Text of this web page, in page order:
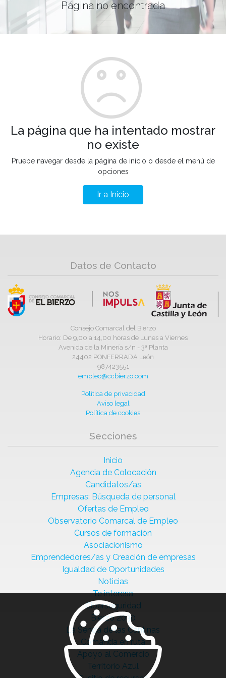
Página no encontrada
La página que ha intentado mostrar
no existe
Pruebe navegar desde la página de inicio o desde el menú de
opciones
Ir a Inicio
Datos de Contacto
Consejo Comarcal del Bierzo
Horario: De 9,00 a 14,00 horas de Lunes a Viernes
Avenida de la Minería s/n - 3ª Planta
24402 PONFERRADA León
987423551
empleo@ccbierzo.com
Política de privacidad
Aviso legal
Política de cookies
Secciones
Inicio
Agencia de Colocación
Candidatos/as
Empresas: Búsqueda de personal
Ofertas de Empleo
Observatorio Comarcal de Empleo
Cursos de formación
Asociacionismo
Emprendedores/as y Creación de empresas
Igualdad de Oportunidades
Noticias
Te interesa
Ciberseguridad
Bierzo 2030
La Senda de las Cantinas
Comanda en ruta
Apoyo al Comercio
Territorio Azul